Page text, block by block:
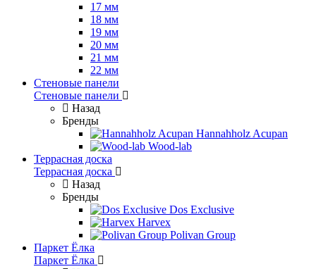
17 мм
18 мм
19 мм
20 мм
21 мм
22 мм
Стеновые панели
Стеновые панели
Назад
Бренды
Hannahholz Acupan
Wood-lab
Террасная доска
Террасная доска
Назад
Бренды
Dos Exclusive
Harvex
Polivan Group
Паркет Ёлка
Паркет Ёлка